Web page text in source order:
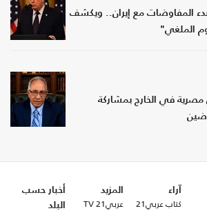
المفاوضات مع إيران.. ويكشف
الملغي"
في الخارج بمشاركة
آراء
كتاب عربي21
المزيد
عربي21 TV
أخبار حسب
البلد